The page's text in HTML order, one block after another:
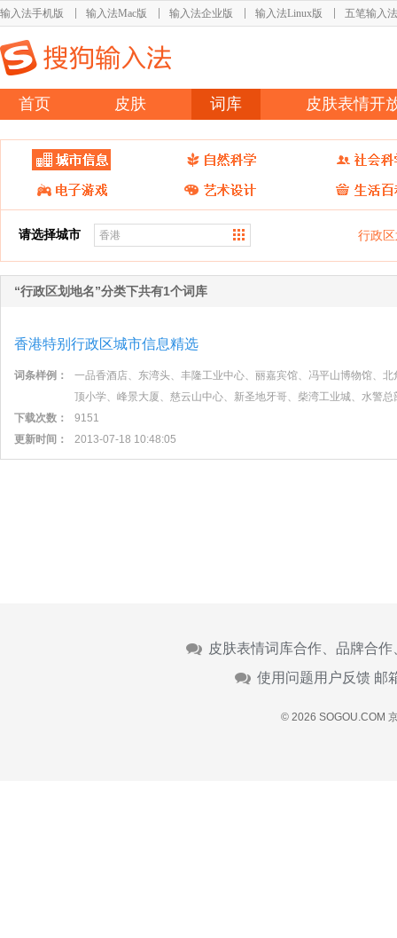
输入法手机版 输入法Mac版 输入法企业版 输入法Linux版 五笔输入法
首页 皮肤 词库 皮肤表情开
请选择城市 行政
“行政区划地名”分类下共有1个词库
香港特别行政区城市信息精选
词条样例：
一品香酒店、东湾头、丰隆工业中心、丽嘉宾馆、冯平山博物馆、
顶小学、峰景大厦、慈云山中心、新圣地牙哥、柴湾工业城、水警
下载次数：
9151
更新时间：
2013-07-18 10:48:05
皮肤表情词库合作、品牌合
使用问题用户反馈 邮
© 2026 SOGOU.COM